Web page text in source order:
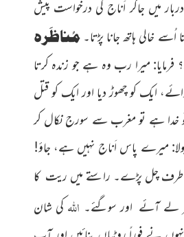
میں جاکر اَناج کی درخواست پیش
اُسے خالی ہاتھ جانا پڑتا۔مُناظَرہ
میرا رب وہ ہے جو زندہ کرتا
ایک کو چھوڑ دیا اور ایک کو قتل
تُو خدا ہے تو مغرب سے سورج نکال کر
میرے پاس اَناج نہیں ہے، جاؤ!
طرف چل پڑے۔ راستے میں ریت کا
لے آئے اور سوگئے۔ اللہ کی شان